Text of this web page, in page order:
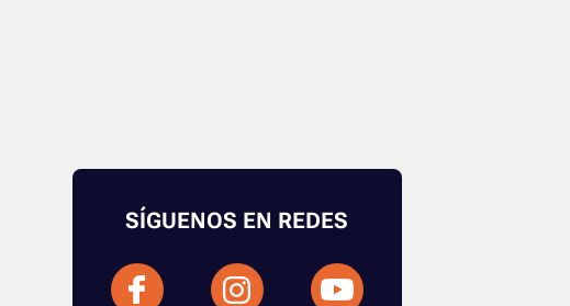
SÍGUENOS EN REDES